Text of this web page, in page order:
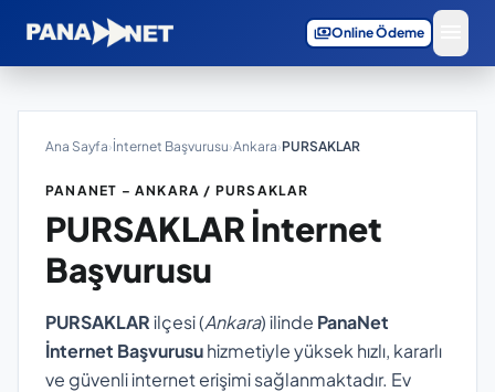
paymentsOnline Ödeme
Ana Sayfa›İnternet Başvurusu›Ankara›PURSAKLAR
PANANET – ANKARA / PURSAKLAR
PURSAKLAR İnternet
Başvurusu
PURSAKLARilçesi (Ankara) ilinde PanaNet
İnternet Başvurusuhizmetiyle yüksek hızlı, kararlı
ve güvenli internet erişimi sağlanmaktadır. Ev